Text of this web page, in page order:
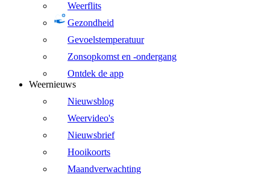
Weerflits
Gezondheid
Gevoelstemperatuur
Zonsopkomst en -ondergang
Ontdek de app
Weernieuws
Nieuwsblog
Weervideo's
Nieuwsbrief
Hooikoorts
Maandverwachting